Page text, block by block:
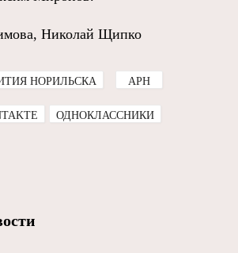
Николай Щипко
НОРИЛЬСКА АРН
ОДНОКЛАССНИКИ